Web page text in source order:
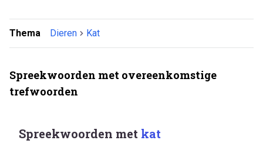
Thema Dieren Kat
Spreekwoorden met overeenkomstige
trefwoorden
Spreekwoorden met kat